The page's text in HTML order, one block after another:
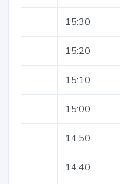
15:30
15:20
15:10
15:00
14:50
14:40